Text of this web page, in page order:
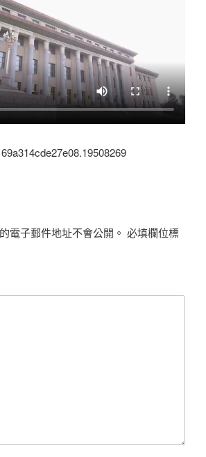
電子郵件地址不會公開。 必填欄位標